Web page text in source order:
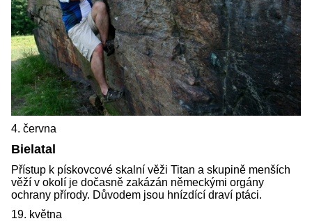
4. června
Bielatal
Přístup k pískovcové skalní věži Titan a skupině menších
věží v okolí je dočasně zakázán německými orgány
ochrany přírody. Důvodem jsou hnízdící draví ptáci.
19. května